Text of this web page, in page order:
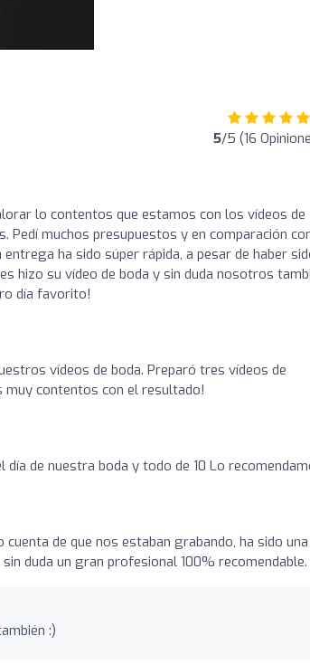
5/5 (16
lo contentos que estamos con los vídeos de
muchos presupuestos y en comparación
ha sido súper rápida, a pesar de haber
hizo su vídeo de boda y sin duda nosotros
día favorito!
vídeos de boda. Preparó tres vídeos de
muy contentos con el resultado!
de nuestra boda y todo de 10 Lo
de que nos estaban grabando, ha sido una
duda un gran profesional 100% recomendable.
:)